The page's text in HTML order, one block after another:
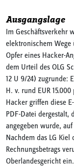
Ausgangslage
Im Geschäftsverkehr
elektronischem Wege
Opfer eines Hacker-
dem Urteil des OLG
12 U 9/24) zugrunde:
H. v. rund EUR
Hacker griffen diese
PDF-Datei dergestalt,
angegeben wurde,
Nachdem das LG
Rechnungsbetrags
Oberlandesgericht